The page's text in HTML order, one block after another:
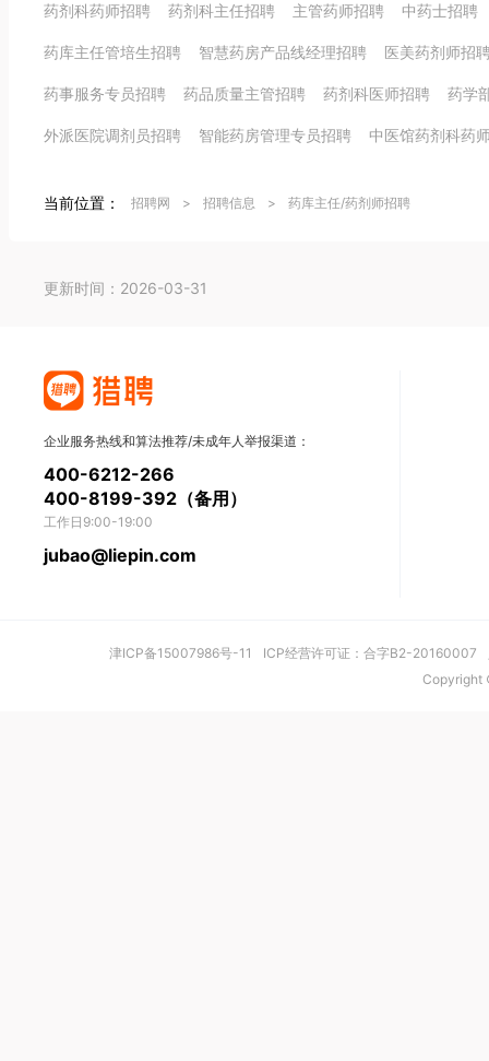
药剂科药师招聘 药剂科主任招聘 主管药师招聘 中药士招聘
药库主任管培生招聘 智慧药房产品线经理招聘 医美药剂师招
药事服务专员招聘 药品质量主管招聘 药剂科医师招聘 药学
外派医院调剂员招聘 智能药房管理专员招聘 中医馆药剂科药
当前位置： 招聘网 > 招聘信息 > 药库主任/药剂师招聘
更新时间：2026-03-31